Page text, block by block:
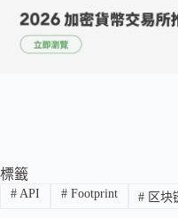
標籤
#API #Footprint # 区块